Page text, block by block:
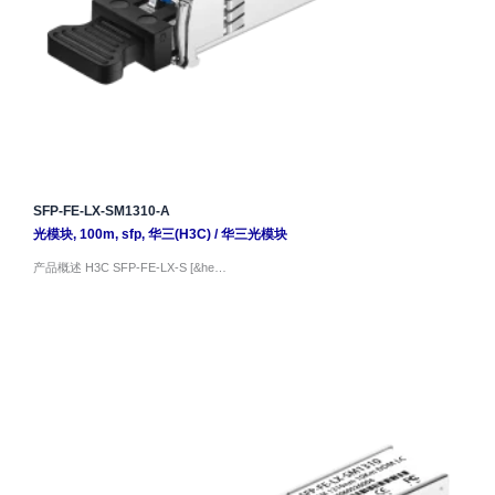
SFP-FE-LX-SM1310-A
光模块, 100m, sfp, 华三(H3C)/华三光模块
产品概述 H3C SFP-FE-LX-S [&he…